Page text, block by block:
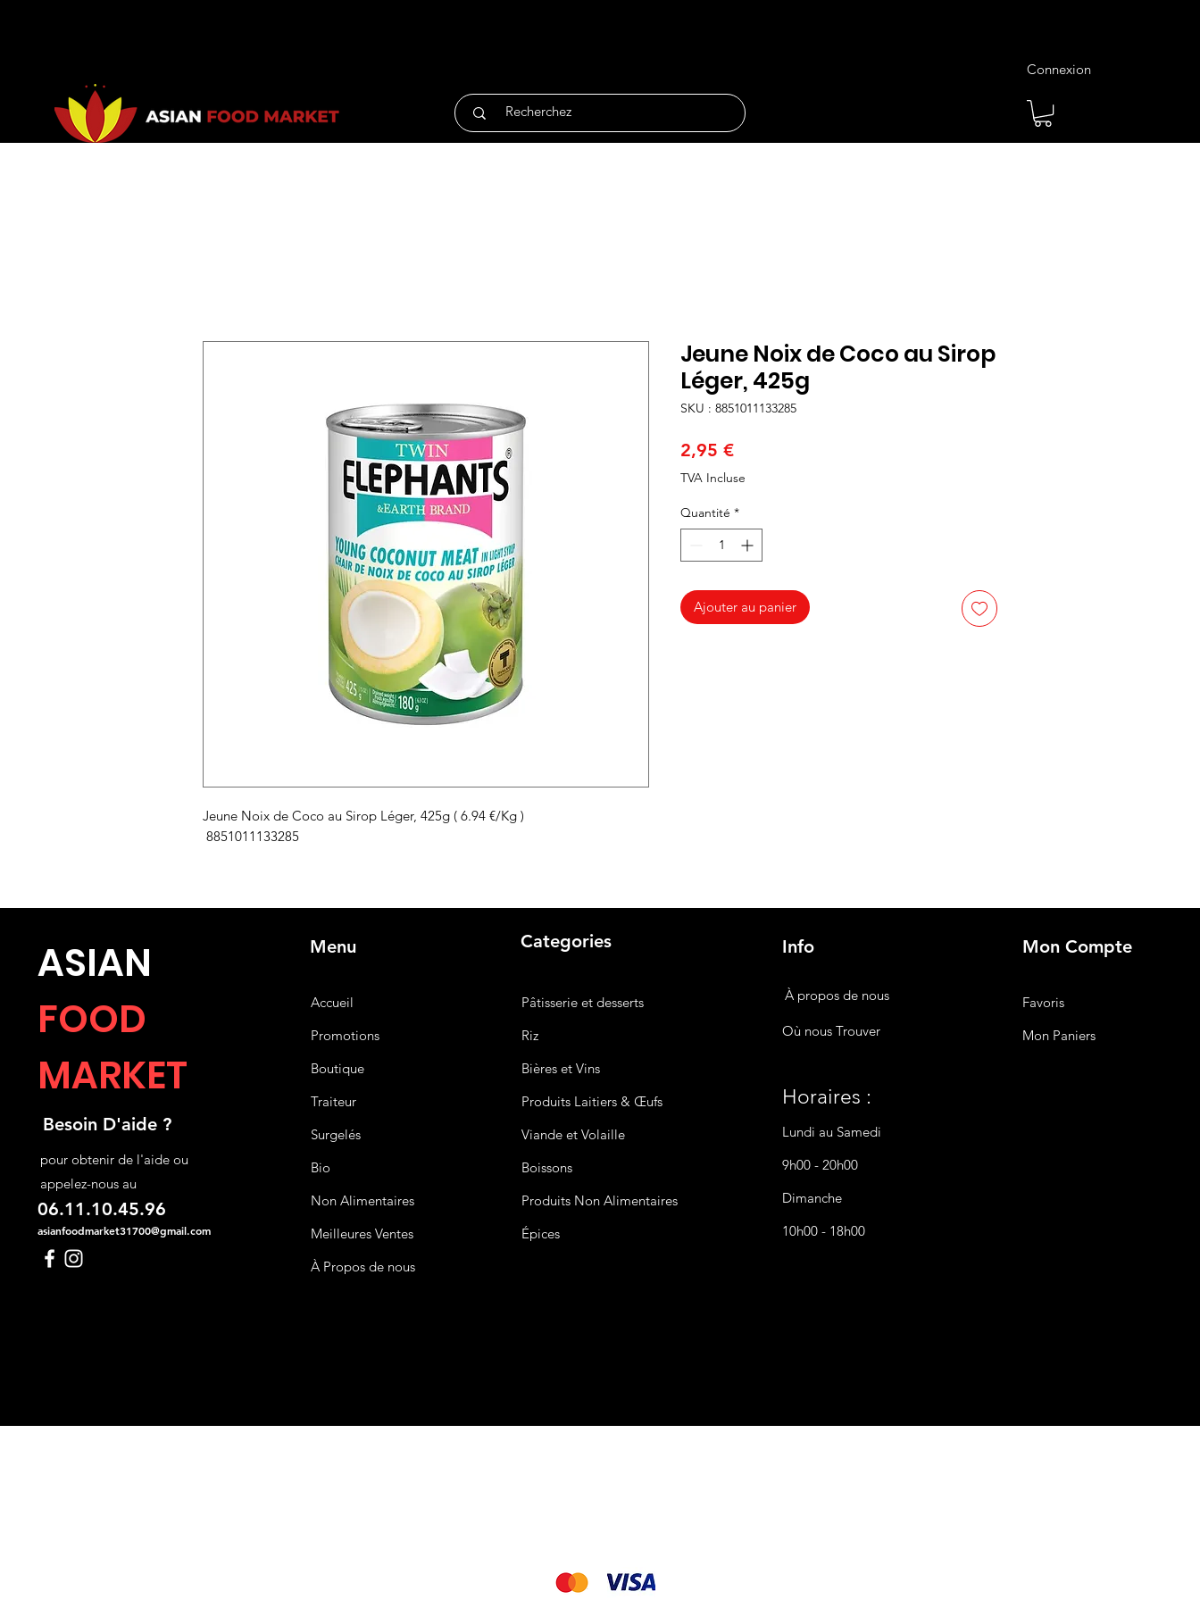
Connexion
Jeune Noix de Coco au Sirop Léger, 425g ( 6.94 €/Kg )
8851011133285
Jeune Noix de Coco au Sirop
Léger, 425g
SKU : 8851011133285
2,95 €Prix
TVA Incluse
Quantité *
Ajouter au panier
ASIAN
FOOD
MARKET
Besoin D'aide ?
pour obtenir de l'aide ou
appelez-nous au
06.11.10.45.96
asianfoodmarket31700@gmail.com
Menu
Accueil
Promotions
Boutique
Traiteur
Surgelés
Bio
Non Alimentaires
Meilleures Ventes
À Propos de nous
Categories
Pâtisserie et desserts
Riz
Bièreset Vins
Produits Laitiers & Œufs
Viande et Volaille
Boissons
Produits Non Alimentaires
Épices
Info
Où nous Trouver
Horaires :
Lundi au Samedi
9h00 - 20h00
Dimanche
10h00 - 18h00
À propos de nous
Mon Compte
Favoris
Mon Paniers